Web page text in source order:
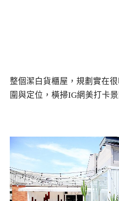
整個潔白貨櫃屋，規劃實在
圍與定位，橫掃IG網美打卡景